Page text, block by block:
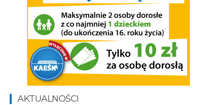
AKTUALNOŚCI